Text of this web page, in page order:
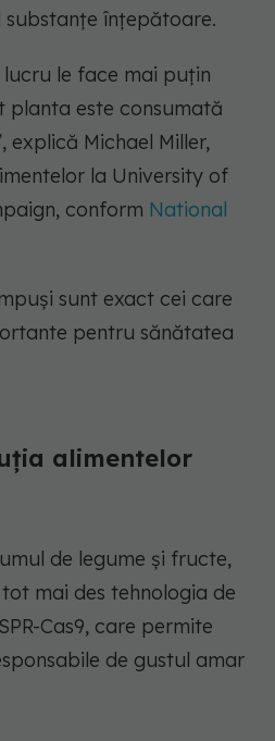
substanțe înțepătoare.
le face mai puțin
planta este consumată
explică Michael Miller,
la University of
conform National
sunt exact cei care
pentru sănătatea
alimentelor
de legume și fructe,
mai des tehnologia de
Cas9, care permite
de gustul amar